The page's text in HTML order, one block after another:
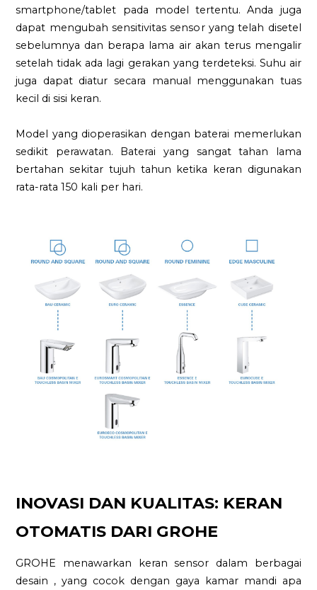
smartphone/tablet pada model tertentu. Anda juga
dapat mengubah sensitivitas sensor yang telah disetel
sebelumnya dan berapa lama air akan terus mengalir
setelah tidak ada lagi gerakan yang terdeteksi. Suhu air
juga dapat diatur secara manual menggunakan tuas
kecil di sisi keran.
Model yang dioperasikan dengan baterai memerlukan
sedikit perawatan. Baterai yang sangat tahan lama
bertahan sekitar tujuh tahun ketika keran digunakan
rata-rata 150 kali per hari.
INOVASI DAN KUALITAS: KERAN
OTOMATIS DARI GROHE
GROHE menawarkan keran sensor dalam berbagai
desain , yang cocok dengan gaya kamar mandi apa